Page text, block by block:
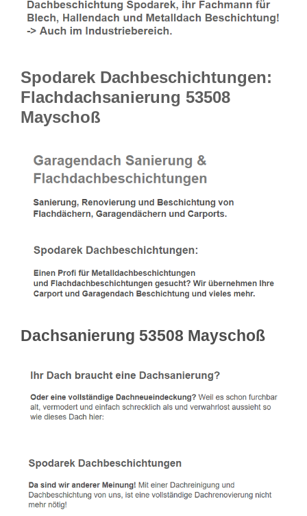
Spodarek Dachbeschichtungen:
Flachdachsanierung 53508
Mayschoß
Dachsanierung 53508 Mayschoß